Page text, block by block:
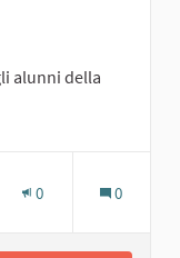
alunni della
0 0